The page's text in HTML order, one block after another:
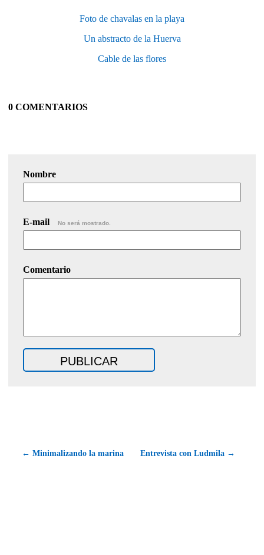
Foto de chavalas en la playa
Un abstracto de la Huerva
Cable de las flores
0 COMENTARIOS
Nombre
E-mail No será mostrado.
Comentario
← Minimalizando la marina Entrevista con Ludmila →